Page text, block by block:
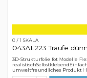
0 / 1 SKALA
043AL223 Traufe
3D-Strukturfolie fot Modelle
umweltfreundliches Produkt